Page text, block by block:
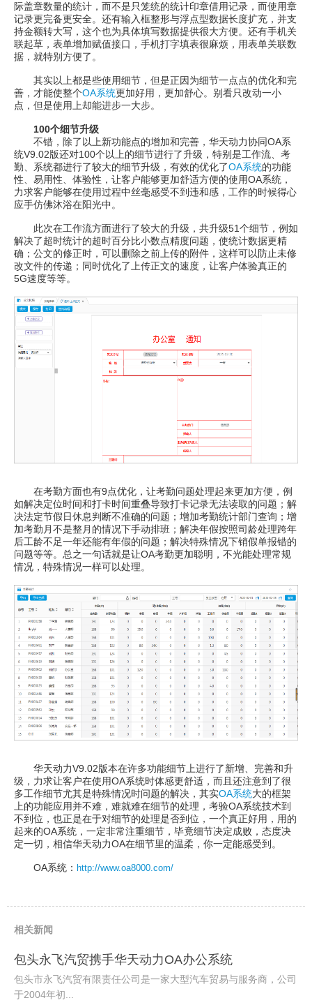
际盖章数量的统计，而不是只笼统的统计印章借用记录，而使用章
记录更完备更安全。还有输入框整形与浮点型数据长度扩充，并支
持金额转大写，这个也为具体填写数据提供很大方便。还有手机关
联起草，表单增加赋值接口，手机打字填表很麻烦，用表单关联数
据，就特别方便了。
其实以上都是些使用细节，但是正因为细节一点点的优化和完
善，才能使整个OA系统更加好用，更加舒心。别看只改动一小
点，但是使用上却能进步一大步。
100个细节升级
不错，除了以上新功能点的增加和完善，华天动力协同OA系
统V9.02版还对100个以上的细节进行了升级，特别是工作流、考
勤、系统都进行了较大的细节升级，有效的优化了OA系统的功能
性、易用性、体验性，让客户能够更加舒适方便的使用OA系统，
力求客户能够在使用过程中丝毫感受不到违和感，工作的时候得心
应手仿佛沐浴在阳光中。
此次在工作流方面进行了较大的升级，共升级51个细节，例如
解决了超时统计的超时百分比小数点精度问题，使统计数据更精
确；公文的修正时，可以删除之前上传的附件，这样可以防止未修
改文件的传递；同时优化了上传正文的速度，让客户体验真正的
5G速度等等。
在考勤方面也有9点优化，让考勤问题处理起来更加方便，例
如解决定位时间和打卡时间重叠导致打卡记录无法读取的问题；解
决法定节假日休息判断不准确的问题；增加考勤统计部门查询；增
加考勤月不是整月的情况下手动排班；解决年假按照司龄处理跨年
后工龄不足一年还能有年假的问题；解决特殊情况下销假单报错的
问题等等。总之一句话就是让OA考勤更加聪明，不光能处理常规
情况，特殊情况一样可以处理。
华天动力V9.02版本在许多功能细节上进行了新增、完善和升
级，力求让客户在使用OA系统时体感更舒适，而且还注意到了很
多工作细节尤其是特殊情况时问题的解决，其实OA系统大的框架
上的功能应用并不难，难就难在细节的处理，考验OA系统技术到
不到位，也正是在于对细节的处理是否到位，一个真正好用，用的
起来的OA系统，一定非常注重细节，毕竟细节决定成败，态度决
定一切，相信华天动力OA在细节里的温柔，你一定能感受到。
OA系统： http://www.oa8000.com/
相关新闻
包头永飞汽贸携手华天动力OA办公系统
包头市永飞汽贸有限责任公司是一家大型汽车贸易与服务商，公司
于2004年初...